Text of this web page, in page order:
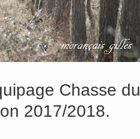
Chasse du
2017/2018.